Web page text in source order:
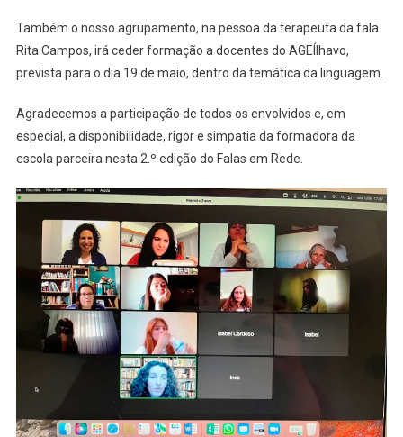
Também o nosso agrupamento, na pessoa da terapeuta da fala
Rita Campos, irá ceder formação a docentes do AGEÍlhavo,
prevista para o dia 19 de maio, dentro da temática da linguagem.
Agradecemos a participação de todos os envolvidos e, em
especial, a disponibilidade, rigor e simpatia da formadora da
escola parceira nesta 2.º edição do Falas em Rede.